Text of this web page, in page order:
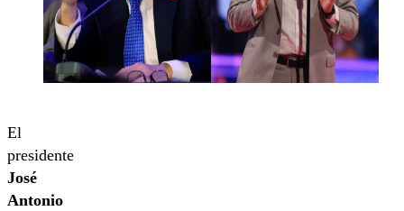
El
presidente
José
Antonio